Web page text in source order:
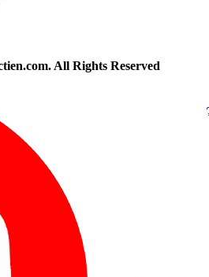
All Rights Reserved
(8h00 - 21h30)
(8h00 -